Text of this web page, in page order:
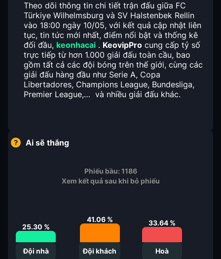
Theo dõi thông tin chi tiết trận đấu giữa FC
Türkiye Wilhelmsburg và SV Halstenbek Rellin
vào 18:00 ngày 10/05, với kết quả cập nhật liên
tục, tin tức mới nhất, điểm nổi bật và thống kê
đối đầu, keonhacai . KeovipPro cung cấp tỷ số
trực tiếp từ hơn 1.000 giải đấu toàn cầu, bao
gồm tất cả các đội bóng trên thế giới, cùng các
giải đấu hàng đầu như Serie A, Copa
Libertadores, Champions League, Bundesliga,
Premier League,… và nhiều giải đấu khác.
Ai sẽ thắng
Phiếu bầu: 1186
Xem kết quả sau khi bỏ phiếu
25.30 %
Đội nhà
41.06%
Đội khách
33.64 %
Hoà